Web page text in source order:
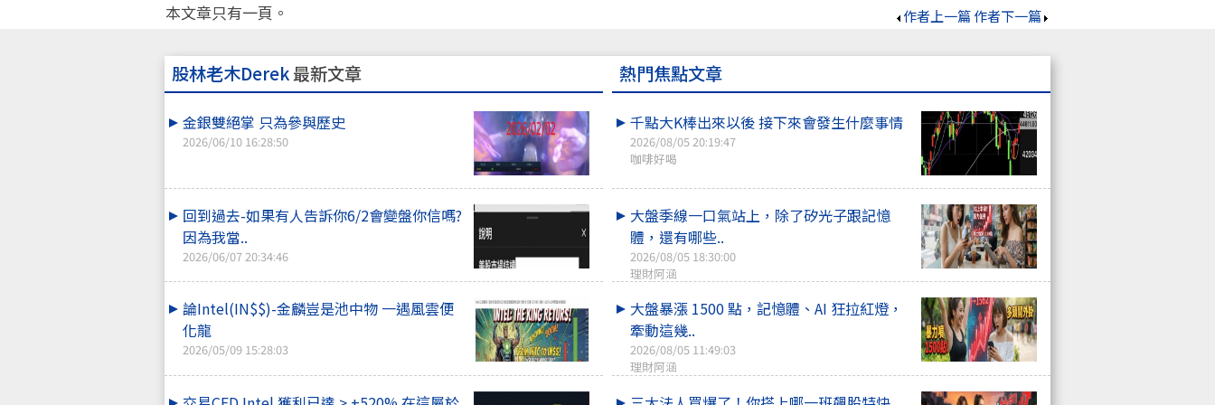
本文章只有一頁。 作者上一篇作者下一篇
股林老木Derek最新文章
金銀雙絕掌 只為參與歷史
2026/06/10 16:28:50
回到過去-如果有人告訴你6/2會變盤你信嗎?
因為我當..
2026/06/07 20:34:46
論Intel(IN$$)-金麟豈是池中物 一遇風雲便
化龍
2026/05/09 15:28:03
熱門焦點文章
千點大K棒出來以後 接下來會發生什麼事情
2026/08/05 20:19:47
咖啡好喝
大盤季線一口氣站上，除了矽光子跟記憶
體，還有哪些..
2026/08/05 18:30:00
理財阿涵
大盤暴漲 1500 點，記憶體、AI 狂拉紅燈，
牽動這幾..
2026/08/05 11:49:03
理財阿涵